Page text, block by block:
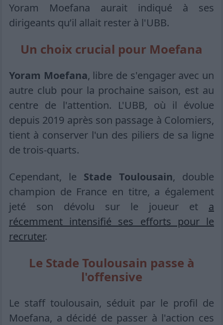
Yoram Moefana aurait indiqué à ses
dirigeants qu’il allait rester à l'UBB.
Un choix crucial pour Moefana
Yoram Moefana, libre de s'engager avec un
autre club pour la prochaine saison, est au
centre de l'attention. L'UBB, où il évolue
depuis 2019 après son passage à Colomiers,
tient à conserver l'un des piliers de sa ligne
de trois-quarts.
Cependant, le Stade Toulousain, double
champion de France en titre, a également
jeté son dévolu sur le joueur et a
récemment intensifié ses efforts pour le
recruter.
Le Stade Toulousain passe à
l'offensive
Le staff toulousain, séduit par le profil de
Moefana, a décidé de passer à l'action ces